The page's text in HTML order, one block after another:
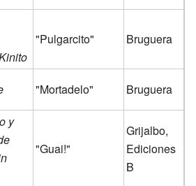
"Pulgarcito" Bruguera
"Mortadelo" Bruguera
y
"Guai!"
Grijalbo,
Ediciones
B